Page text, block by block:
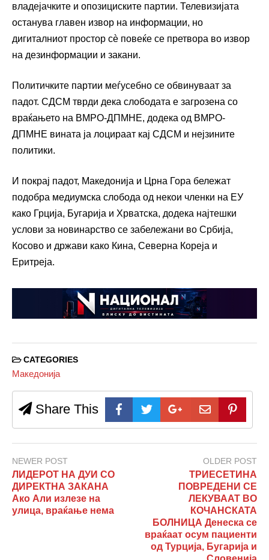
владејачките и опозициските партии. Телевизијата
останува главен извор на информации, но
дигиталниот простор сè повеќе се претвора во извор
на дезинформации и закани.
Политичките партии меѓусебно се обвинуваат за
падот. СДСМ тврди дека слободата е загрозена со
враќањето на ВМРО-ДПМНЕ, додека од ВМРО-
ДПМНЕ вината ја лоцираат кај СДСМ и нејзините
политики.
И покрај падот, Македонија и Црна Гора бележат
подобра медиумска слобода од некои членки на ЕУ
како Грција, Бугарија и Хрватска, додека најтешки
услови за новинарство се забележани во Србија,
Косово и држави како Кина, Северна Кореја и
Еритреја.
CATEGORIES
Македонија
Share This
NEWER POST
ЛИДЕРОТ НА ДУИ СО
ДИРЕКТНА ЗАКАНА
Ако Али излезе на
улица, враќање нема
OLDER POST
ТРИЕСЕТИНА
ПОВРЕДЕНИ СЕ
ЛЕКУВААТ ВО
КОЧАНСКАТА
БОЛНИЦА Денеска се
враќаат осум пациенти
од Турција, Бугарија и